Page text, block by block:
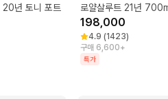
20년 토니 포트
로얄살루트 21년
198,000
4.9 (1423)
구매 6,600+
특가